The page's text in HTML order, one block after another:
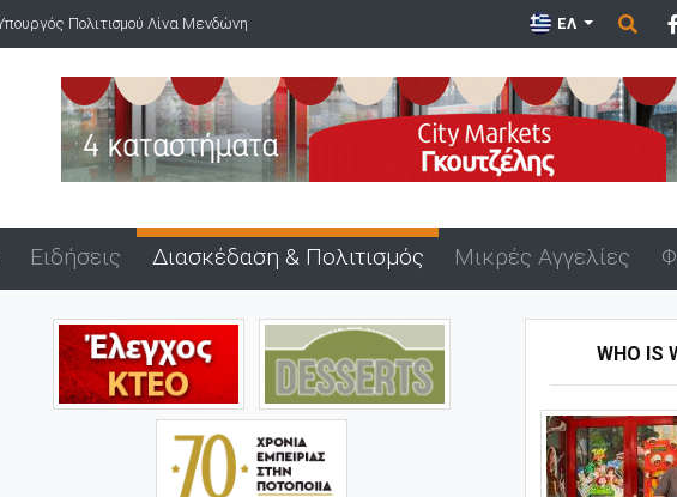
Πολιτισμού Λίνα Μενδώνη Νέος φωτισμός LED στο οδικό δίκτυο της
ΕΛ
Ειδήσεις Διασκέδαση & Πολιτισμός Μικρές Αγγελίες
WHO IS